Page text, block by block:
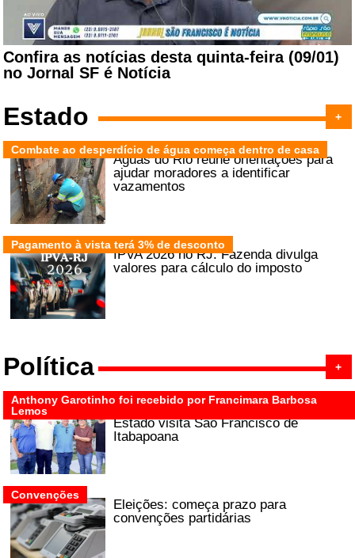
Confira as notícias desta quinta-feira (09/01)
no Jornal SF é Notícia
Estado +
Combate ao desperdício de água começa dentro de casa
Águas do Rio reúne orientações para
ajudar moradores a identificar
vazamentos
Pagamento à vista terá 3% de desconto
IPVA 2026 no RJ: Fazenda divulga
valores para cálculo do imposto
Política +
Anthony Garotinho foi recebido por Francimara Barbosa
Lemos
Mais um pré-candidato ao governo do
Estado visita São Francisco de
Itabapoana
Convenções
Eleições: começa prazo para
convenções partidárias